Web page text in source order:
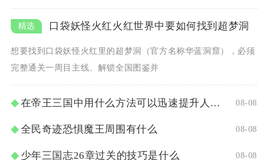
口袋妖怪火红火红世界中要如何找到超梦洞
想要找到口袋妖怪火红里的超梦洞（官方名称华蓝洞窟），必须
完整通关一周目主线、解锁全国图鉴并
在帝王三国中用什么方法可以迅速提升人物等级 08-08
全民奇迹恐惧魔王周围有什么 08-08
少年三国志26章过关的技巧是什么 08-08